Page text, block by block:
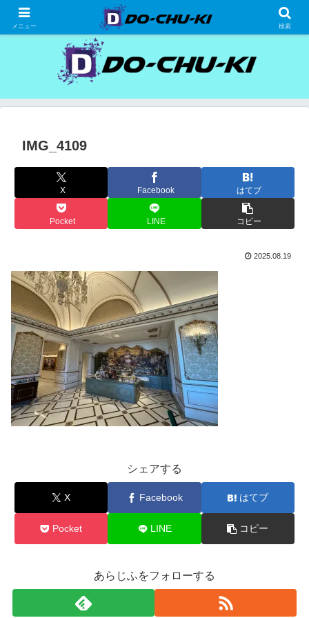
高級ホテルの格安宿泊研究、宿泊記
IMG_4109
X Facebook はてブ
Pocket LINE コピー
2025.08.19
シェアする
X Facebook はてブ
Pocket LINE コピー
あらじふをフォローする
メニュー 検索